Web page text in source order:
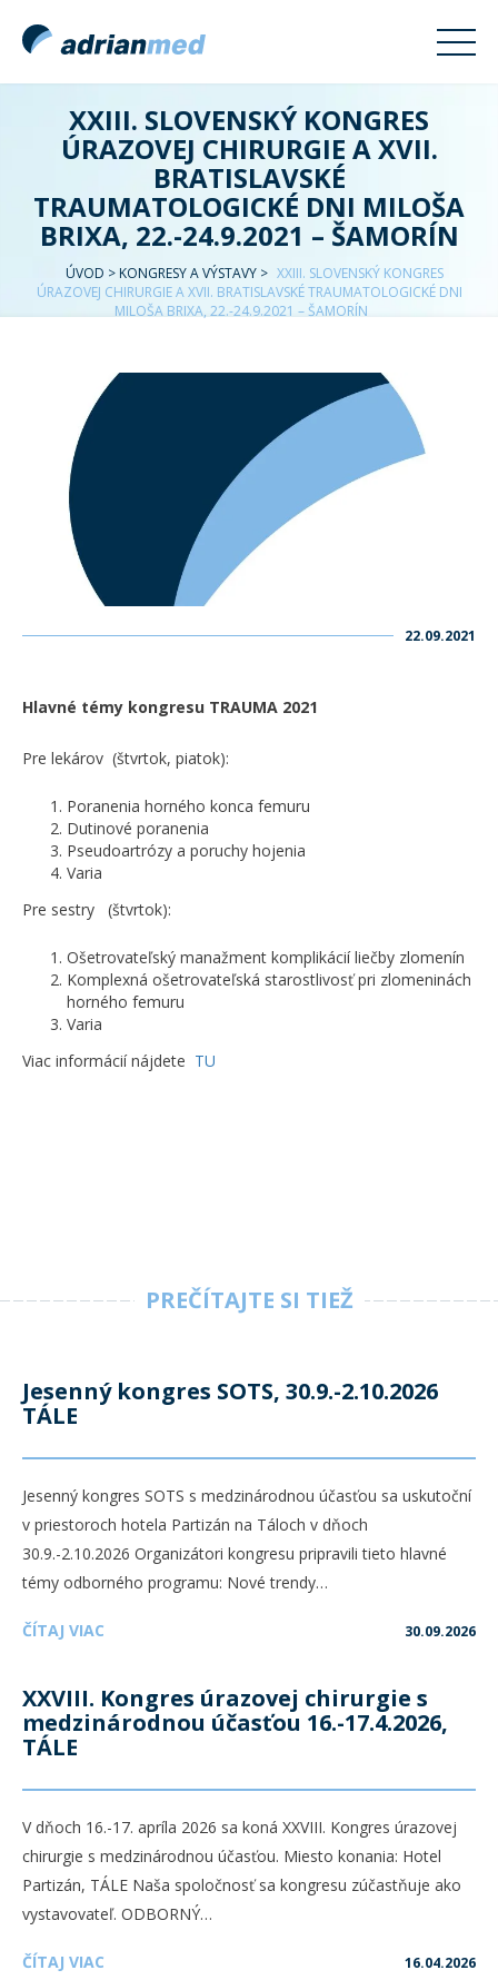
XXIII. SLOVENSKÝ KONGRES
ÚRAZOVEJ CHIRURGIE A XVII.
BRATISLAVSKÉ
TRAUMATOLOGICKÉ DNI MILOŠA
BRIXA, 22.-24.9.2021 – ŠAMORÍN
ÚVOD > KONGRESY A VÝSTAVY > XXIII. SLOVENSKÝ KONGRES
ÚRAZOVEJ CHIRURGIE A XVII. BRATISLAVSKÉ TRAUMATOLOGICKÉ DNI
MILOŠA BRIXA, 22.-24.9.2021 – ŠAMORÍN
22.09.2021
Hlavné témy kongresu TRAUMA 2021
Pre lekárov (štvrtok, piatok):
Poranenia horného konca femuru
Dutinové poranenia
Pseudoartrózy a poruchy hojenia
Varia
Pre sestry (štvrtok):
Ošetrovateľský manažment komplikácií liečby zlomenín
Komplexná ošetrovateľská starostlivosť pri zlomeninách
horného femuru
Varia
Viac informácií nájdete TU
PREČÍTAJTE SI TIEŽ
Jesenný kongres SOTS, 30.9.-2.10.2026
TÁLE
Jesenný kongres SOTS s medzinárodnou účasťou sa uskutoční
v priestoroch hotela Partizán na Táloch v dňoch
30.9.-2.10.2026 Organizátori kongresu pripravili tieto hlavné
témy odborného programu: Nové trendy…
ČÍTAJ VIAC 30.09.2026
XXVIII. Kongres úrazovej chirurgie s
medzinárodnou účasťou 16.-17.4.2026,
TÁLE
V dňoch 16.-17. apríla 2026 sa koná XXVIII. Kongres úrazovej
chirurgie s medzinárodnou účasťou. Miesto konania: Hotel
Partizán, TÁLE Naša spoločnosť sa kongresu zúčastňuje ako
vystavovateľ. ODBORNÝ…
ČÍTAJ VIAC 16.04.2026